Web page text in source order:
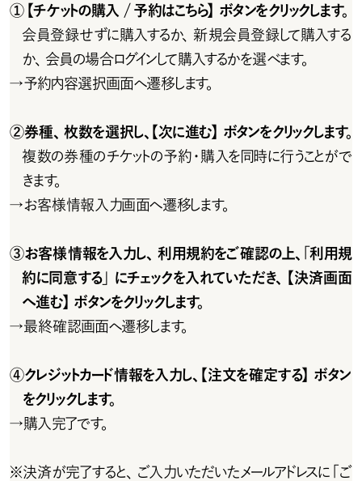
①【チケットの購入 / 予約はこちら】ボタンをクリックします。
会員登録せずに購入するか、新規会員登録して購入する
か、会員の場合ログインして購入するかを選べます。
→予約内容選択画面へ遷移します。
②券種、枚数を選択し、【次に進む】ボタンをクリックします。
複 数 の 券 種 の チ ケットの 予 約・購 入を 同 時 に 行うことが で
きます。
→お客様情報入力画面へ遷移します。
③お客様情報を入力し、利用規約をご確認の上、「利用規
約に同意する」にチェックを入れていただき、 【決済画面
へ進む】ボタンをクリックします。
→最終確認画面へ遷移します。
④クレジットカード情報を入力し、【注文を確定する】ボタン
をクリックします。
→購入完了です。
※決済が完了すると、ご入力いただいたメールアドレスに「ご